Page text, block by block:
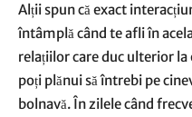
Alții spun că exact
întâmplă când te afli în
relațiilor care duc ulterior
poți plănui să întrebi pe
bolnavă. În zilele când